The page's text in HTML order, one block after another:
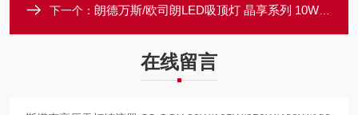
下一个： 朗德万斯/欧司朗LED吸顶灯 晶享系列 10W/20瓦 卧室吸顶灯
在线留言